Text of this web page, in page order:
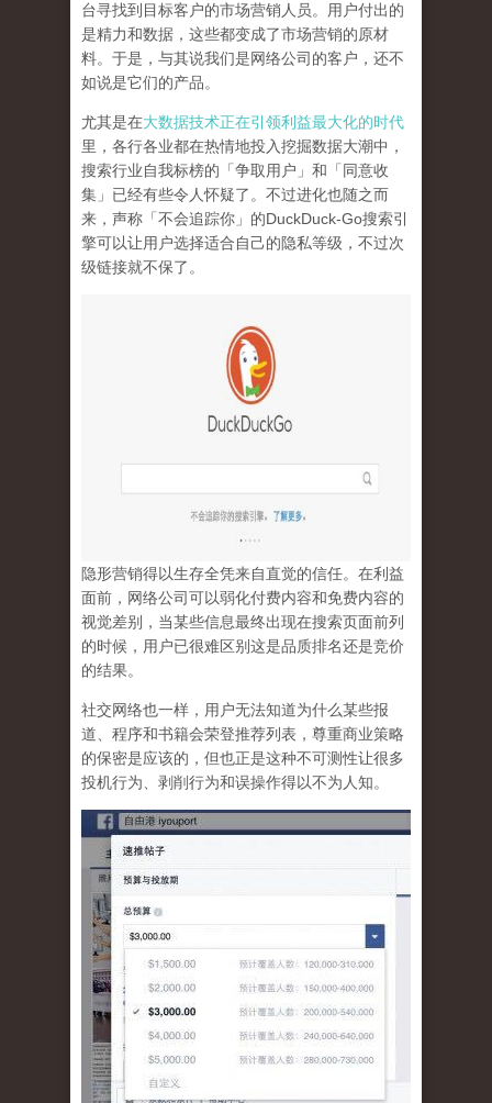
台寻找到目标客户的市场营销人员。用户付出的
是精力和数据，这些都变成了市场营销的原材
料。于是， 与其说我们是网络公司的客户，还不
如说是它们的产品。
尤其是在大数据技术正在引领利益最大化的时代
里，各行各业都在热情地投入挖掘数据大潮中，
搜索行业自我标榜的「争取用户」和「同意收
集」已经有些令人怀疑了。不过进化也随之而
来，声称「不会追踪你」的DuckDuck-Go搜索引
擎可以让用户选择适合自己的隐私等级，不过次
级链接就不保了。
隐形营销得以生存全凭来自直觉的信任。在利益
面前，网络公司可以弱化付费内容和免费内容的
视觉差别，当某些信息最终出现在搜索页面前列
的时候，用户已很难区别这是品质排名还是竞价
的结果。
社交网络也一样， 用户无法知道为什么某些报
道、程序和书籍会荣登推荐列表，尊重商业策略
的保密是应该的，但也正是这种不可测性让很多
投机行为、剥削行为和误操作得以不为人知。